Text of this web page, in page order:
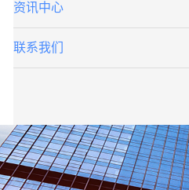
资讯中心
联系我们